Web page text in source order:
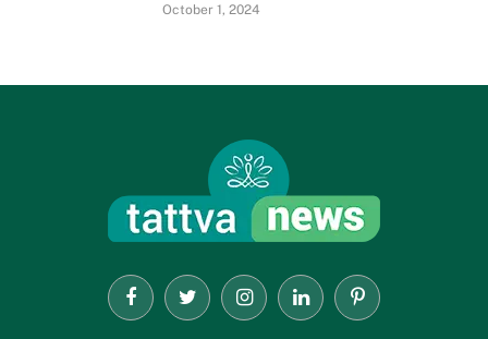
October 1, 2024
FacebookTwitter InstagramLinkedInPinterest